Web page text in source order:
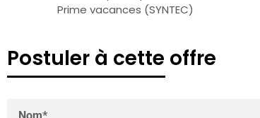
Prime vacances (SYNTEC)
Postuler à cette offre